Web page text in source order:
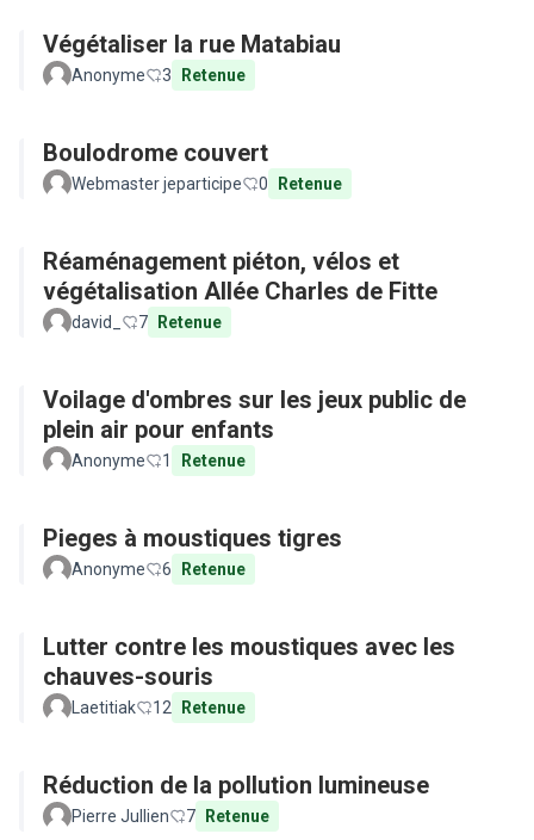
Végétaliser la rue Matabiau
Anonyme 3 Retenue
Boulodrome couvert
Webmaster jeparticipe 0 Retenue
Réaménagement piéton, vélos et
végétalisation Allée Charles de Fitte
david_ 7 Retenue
Voilage d'ombres sur les jeux public de
plein air pour enfants
Anonyme 1 Retenue
Pieges à moustiques tigres
Anonyme 6 Retenue
Lutter contre les moustiques avec les
chauves-souris
Laetitiak 12 Retenue
Réduction de la pollution lumineuse
Pierre Jullien 7 Retenue